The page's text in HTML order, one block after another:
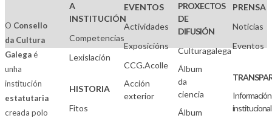
O Consello
da Cultura
Galegaé
unha
institución
estatutaria
creada polo
A
INSTITUCIÓN
Competencias
Lexislación
HISTORIA
Fitos
EVENTOS
Actividades
Exposicións
CCG.Acolle
Acción
exterior
PROXECTOS
DE
DIFUSIÓN
Culturagalega
Álbum
da
ciencia
Álbum
PRENSA
Noticias
Eventos
Información
institucional